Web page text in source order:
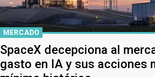
MERCADO
SpaceX decepciona al
gasto en IA y sus acciones